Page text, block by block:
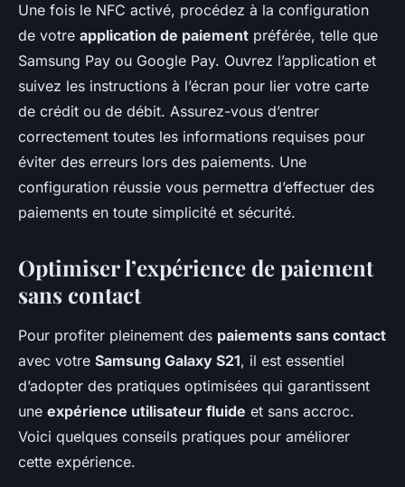
Une fois le NFC activé, procédez à la configuration
de votre application de paiement préférée, telle que
Samsung Pay ou Google Pay. Ouvrez l’application et
suivez les instructions à l’écran pour lier votre carte
de crédit ou de débit. Assurez-vous d’entrer
correctement toutes les informations requises pour
éviter des erreurs lors des paiements. Une
configuration réussie vous permettra d’effectuer des
paiements en toute simplicité et sécurité.
Optimiser l’expérience de paiement
sans contact
Pour profiter pleinement des paiements sans contact
avec votre Samsung Galaxy S21, il est essentiel
d’adopter des pratiques optimisées qui garantissent
une expérience utilisateur fluide et sans accroc.
Voici quelques conseils pratiques pour améliorer
cette expérience.